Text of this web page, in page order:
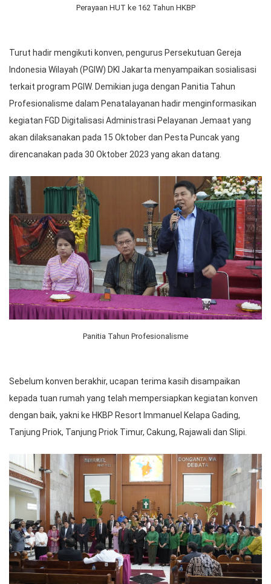
Perayaan HUT ke 162 Tahun HKBP
Turut hadir mengikuti konven, pengurus Persekutuan Gereja
Indonesia Wilayah (PGIW) DKI Jakarta menyampaikan sosialisasi
terkait program PGIW. Demikian juga dengan Panitia Tahun
Profesionalisme dalam Penatalayanan hadir menginformasikan
kegiatan FGD Digitalisasi Administrasi Pelayanan Jemaat yang
akan dilaksanakan pada 15 Oktober dan Pesta Puncak yang
direncanakan pada 30 Oktober 2023 yang akan datang.
Panitia Tahun Profesionalisme
Sebelum konven berakhir, ucapan terima kasih disampaikan
kepada tuan rumah yang telah mempersiapkan kegiatan konven
dengan baik, yakni ke HKBP Resort Immanuel Kelapa Gading,
Tanjung Priok, Tanjung Priok Timur, Cakung, Rajawali dan Slipi.